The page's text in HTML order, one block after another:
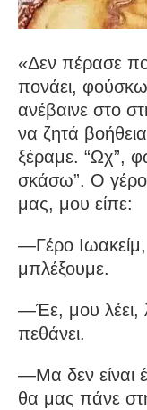
«Δεν πέρασε
πονάει,
ανέβαινε στο
να ζητά
ξέραμε. “Ωχ”,
σκάσω”. Ο
μας, μου είπε:
—Γέρο
μπλέξουμε.
—Έε, μου λέει,
πεθάνει.
—Μα δεν είναι
θα μας πάνε